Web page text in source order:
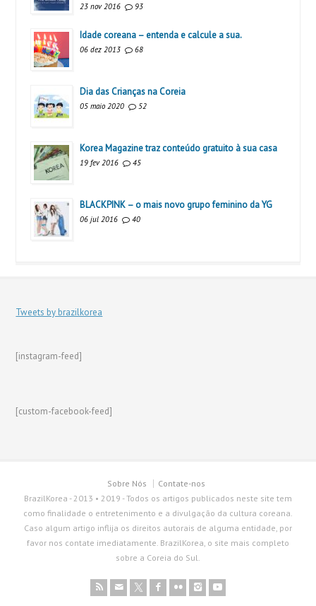
23 nov 2016 93
Idade coreana – entenda e calcule a sua.
06 dez 2013 68
Dia das Crianças na Coreia
05 maio 2020 52
Korea Magazine traz conteúdo gratuito à sua casa
19 fev 2016 45
BLACKPINK – o mais novo grupo feminino da YG
06 jul 2016 40
Tweets by brazilkorea
[instagram-feed]
[custom-facebook-feed]
Sobre Nós
Contate-nos
BrazilKorea - 2013 • 2019 - Todos os artigos publicados neste site tem
como finalidade o entretenimento e a divulgação da cultura coreana.
Caso algum artigo inflija os direitos autorais de alguma entidade, por
favor nos contate imediatamente. BrazilKorea, o site mais completo
sobre a Coreia do Sul.